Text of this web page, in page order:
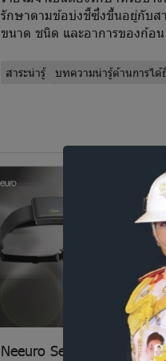
รักษาตามข้อบ่งชี้ซึ่งขึ้นอยู่กับส
ขนาด ชนิด และอาการของก้อ
สาระน่ารู้ บทความน่ารู้ด้านการได้
Neeuro SenzeBand